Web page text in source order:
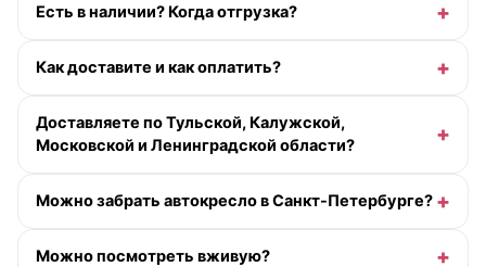
Есть в наличии? Когда отгрузка?
Как доставите и как оплатить?
Доставляете по Тульской, Калужской,
Московской и Ленинградской области?
Можно забрать автокресло в Санкт-Петербурге?
Можно посмотреть вживую?